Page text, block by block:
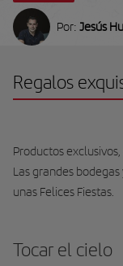
Por: Jesús
Regalos
Productos
Las grandes
unas Felices Fiestas.
Tocar el cielo